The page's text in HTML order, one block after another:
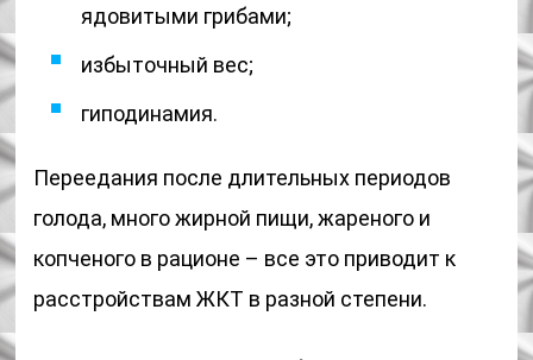
ядовитыми грибами;
избыточный вес;
гиподинамия.
Переедания после длительных периодов
голода, много жирной пищи, жареного и
копченого в рационе – все это приводит к
расстройствам ЖКТ в разной степени.